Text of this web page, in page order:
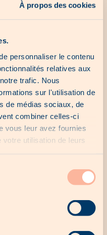
À propos des cookies
personnaliser le contenu
relatives aux
trafic. Nous
sur l'utilisation de
de médias sociaux, de
combiner celles-ci
vous leur avez fournies
utilisation de leurs
attentions ne sont pas
coûteuses.
le Bretzelsonndeg
Woodee vous
des bonnes adresses et
Grâce aux catalogues et
facile de repérer où
célébrer cette tradition
gourmand et convivial.